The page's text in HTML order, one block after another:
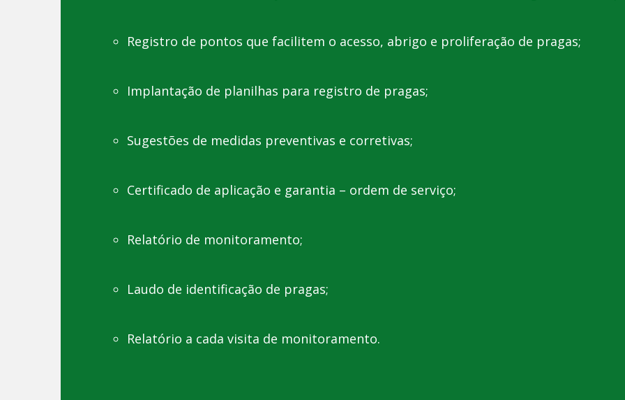
Registro de pontos que facilitem o acesso, abrigo e proliferação de pragas;
Implantação de planilhas para registro de pragas;
Sugestões de medidas preventivas e corretivas;
Certificado de aplicação e garantia – ordem de serviço;
Relatório de monitoramento;
Laudo de identificação de pragas;
Relatório a cada visita de monitoramento.